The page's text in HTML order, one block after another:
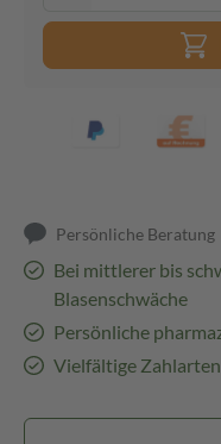
Persönliche Beratung
Bei mittlerer bis
Blasenschwäche
Persönliche
Vielfältige Zahlarten